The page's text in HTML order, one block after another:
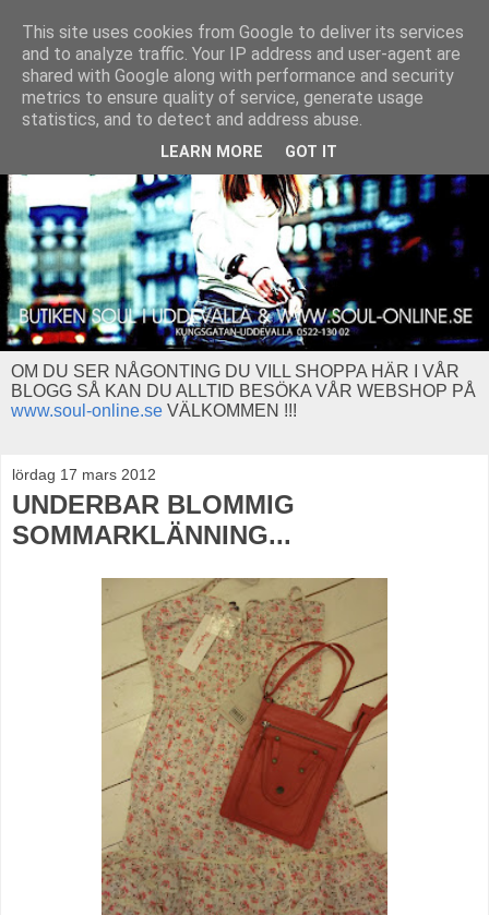
OM DU SER NÅGONTING DU VILL SHOPPA HÄR I VÅR
BLOGG SÅ KAN DU ALLTID BESÖKA VÅR WEBSHOP PÅ
www.soul-online.se VÄLKOMMEN !!!
lördag 17 mars 2012
UNDERBAR BLOMMIG
SOMMARKLÄNNING...
This site uses cookies from Google to deliver its services
and to analyze traffic. Your IP address and user-agent are
shared with Google along with performance and security
metrics to ensure quality of service, generate usage
statistics, and to detect and address abuse.
LEARN MORE GOT IT